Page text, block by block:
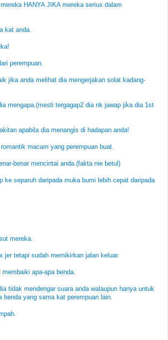
HANYA JIKA mereka serius dalam
kat anda.
perempuan.
jika anda melihat dia mengerjakan solat kadang-
mengapa.(mesti tergagap2 dia nk jawap jika dia 1st
apabila dia menangis di hadapan anda!
macam yang perempuan buat.
benar mencintai anda.(fakta nie betul)
ke separuh daripada muka bumi lebih cepat daripada
mereka.
jer tetapi sudah memikirkan jalan keluar.
apa-apa benda.
tidak mendengar suara anda walaupun hanya untuk
yang sama kat perempuan lain.